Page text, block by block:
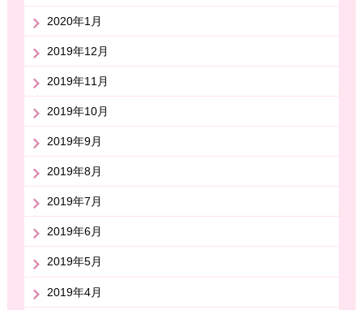
2020年1月
2019年12月
2019年11月
2019年10月
2019年9月
2019年8月
2019年7月
2019年6月
2019年5月
2019年4月